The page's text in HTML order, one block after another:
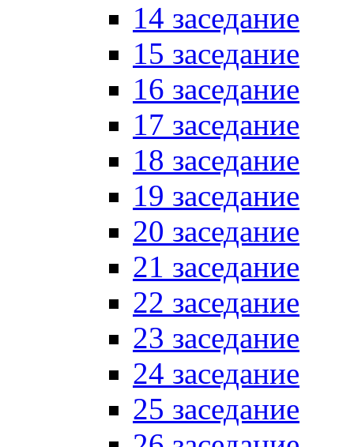
14 заседание
15 заседание
16 заседание
17 заседание
18 заседание
19 заседание
20 заседание
21 заседание
22 заседание
23 заседание
24 заседание
25 заседание